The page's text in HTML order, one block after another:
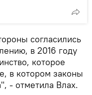
согласились
в 2016 году
которое
в котором законы
- отметила Влах.